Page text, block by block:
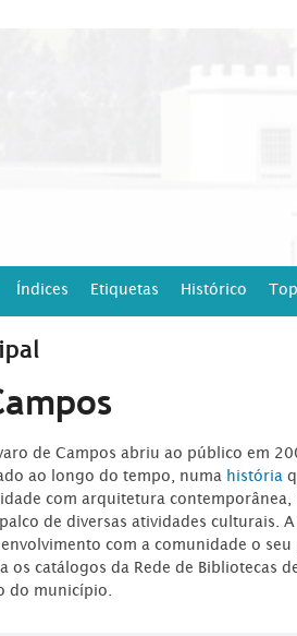
Índices Etiquetas Histórico
de Campos abriu ao público em
ao longo do tempo, numa história
com arquitetura
palco de diversas atividades culturais.
com a comunidade o seu
os catálogos da Rede de Bibliotecas
do município.